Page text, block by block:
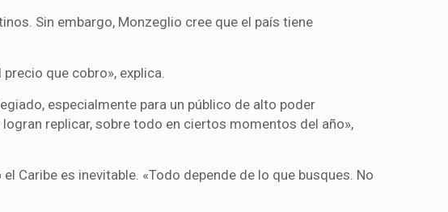
Sin embargo, Monzeglio cree que el país tiene
que cobro», explica.
especialmente para un público de alto poder
replicar, sobre todo en ciertos momentos del año»,
Caribe es inevitable. «Todo depende de lo que busques. No